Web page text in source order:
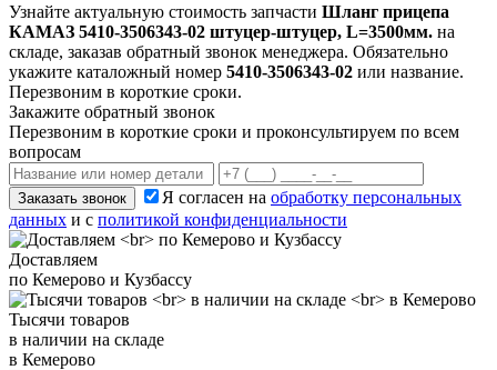
Узнайте актуальную стоимость запчасти Шланг прицепа
КАМАЗ 5410-3506343-02 штуцер-штуцер, L=3500мм. на
складе, заказав обратный звонок менеджера. Обязательно
укажите каталожный номер 5410-3506343-02 или название.
Перезвоним в короткие сроки.
Закажите обратный звонок
Перезвоним в короткие сроки и проконсультируем по всем
вопросам
Заказать звонок Я согласен на обработку персональных
данных и с политикой конфиденциальности
Доставляем
по Кемерово и Кузбассу
Тысячи товаров
в наличии на складе
в Кемерово